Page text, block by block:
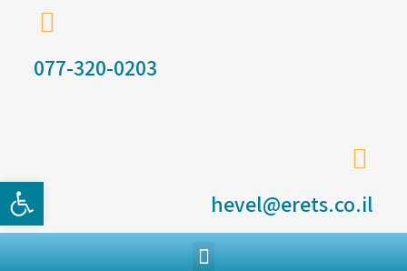
077-320-0203
hevel@erets.co.il פתח